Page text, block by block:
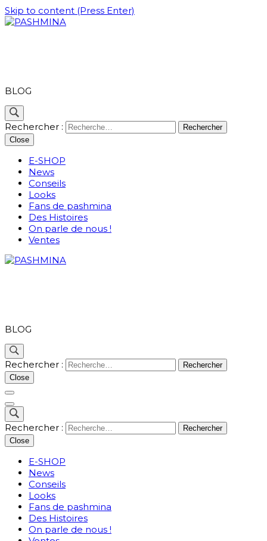
Skip to content (Press Enter)
BLOG
Rechercher :
Close
E-SHOP
News
Conseils
Looks
Fans de pashmina
Des Histoires
On parle de nous !
Ventes
BLOG
Rechercher :
Close
Rechercher :
Close
E-SHOP
News
Conseils
Looks
Fans de pashmina
Des Histoires
On parle de nous !